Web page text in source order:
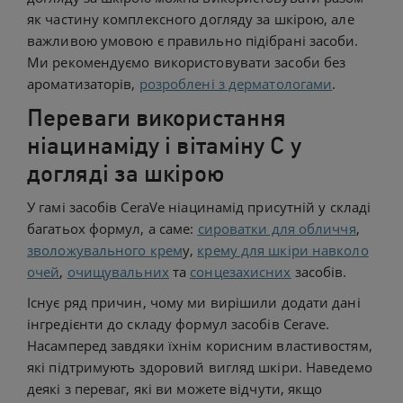
як частину комплексного догляду за шкірою, але
важливою умовою є правильно підібрані засоби.
Ми рекомендуємо використовувати засоби без
ароматизаторів, розроблені з дерматологами.
Переваги використання
ніацинаміду і вітаміну C у
догляді за шкірою
У гамі засобів CeraVe ніацинамід присутній у складі
багатьох формул, а саме: сироватки для обличчя,
зволожувального крему, крему для шкіри навколо
очей, очищувальних та сонцезахисних засобів.
Існує ряд причин, чому ми вирішили додати дані
інгредієнти до складу формул засобів Cerave.
Насамперед завдяки їхнім корисним властивостям,
які підтримують здоровий вигляд шкіри. Наведемо
деякі з переваг, які ви можете відчути, якщо